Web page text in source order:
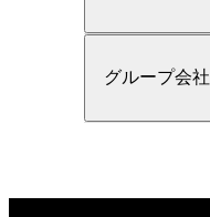
グループ会社